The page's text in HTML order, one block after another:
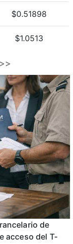
$0.51898
$1.0513
de
acceso del T-